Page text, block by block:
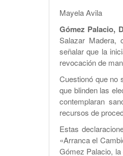
Mayela Avila
Gómez Palacio,
Salazar Madera,
señalar que la
revocación de
Cuestionó que no
que blinden las
contemplaran
recursos de
Estas
«Arranca el
Gómez Palacio,